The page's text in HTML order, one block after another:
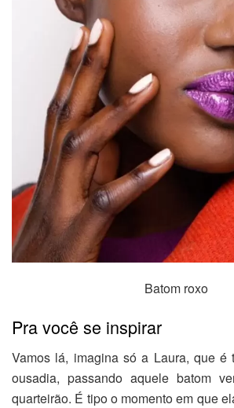
Batom roxo
Pra você se inspirar
Vamos lá, imagina só a Laura, que é
ousadia, passando aquele batom
quarteirão. É tipo o momento em que